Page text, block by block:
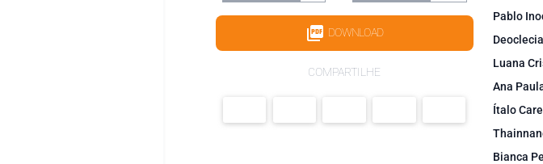
DOWNLOAD
COMPARTILHE
Pablo
Luana
Ana
Ítalo
Bianca